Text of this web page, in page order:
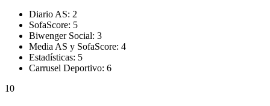
Diario AS: 2
SofaScore: 5
Biwenger Social: 3
Media AS y SofaScore: 4
Estadísticas: 5
Carrusel Deportivo: 6
10